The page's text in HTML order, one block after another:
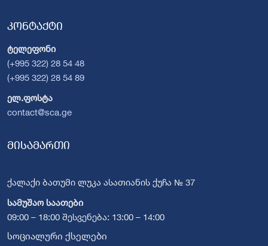
კონტაქტი
ტელეფონი
(+995 322) 28 54 48
(+995 322) 28 54 89
ელ.ფოსტა
contact@sca.ge
მისამართი
ქალაქი ბათუმი ლუკა ასათიანის ქუჩა № 37
სამუშაო საათები
09:00 – 18:00 შესვენება: 13:00 – 14:00
სოციალური ქსელები